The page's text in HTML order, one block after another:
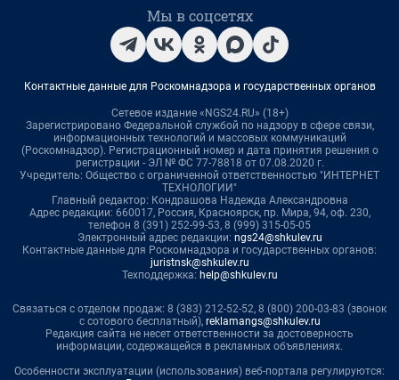
Мы в соцсетях
Контактные данные для Роскомнадзора и государственных органов
Сетевое издание «NGS24.RU» (18+)
Зарегистрировано Федеральной службой по надзору в сфере связи,
информационных технологий и массовых коммуникаций
(Роскомнадзор). Регистрационный номер и дата принятия решения о
регистрации - ЭЛ № ФС 77-78818 от 07.08.2020 г.
Учредитель: Общество с ограниченной ответственностью "ИНТЕРНЕТ
ТЕХНОЛОГИИ"
Главный редактор: Кондрашова Надежда Александровна
Адрес редакции: 660017, Россия, Красноярск, пр. Мира, 94, оф. 230,
телефон 8 (391) 252-99-53, 8 (999) 315-05-05
Электронный адрес редакции: ngs24@shkulev.ru
Контактные данные для Роскомнадзора и государственных органов:
juristnsk@shkulev.ru
Техподдержка: help@shkulev.ru
Связаться с отделом продаж: 8 (383) 212-52-52, 8 (800) 200-03-83 (звонок
с сотового бесплатный), reklamangs@shkulev.ru
Редакция сайта не несет ответственности за достоверность
информации, содержащейся в рекламных объявлениях.
Особенности эксплуатации (использования) веб-портала регулируются: